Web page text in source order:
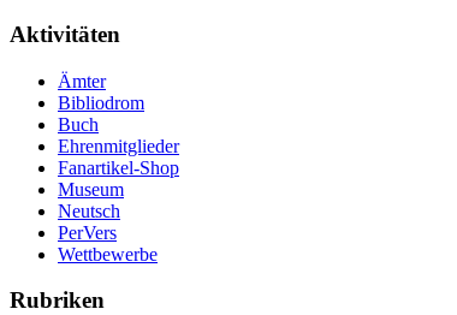
Aktivitäten
Ämter
Bibliodrom
Buch
Ehrenmitglieder
Fanartikel-Shop
Museum
Neutsch
PerVers
Wettbewerbe
Rubriken